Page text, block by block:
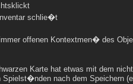
schlie�t
offenen Kontextmen� des
Karte hat etwas mit dem
Spielst�nden nach dem Speichern